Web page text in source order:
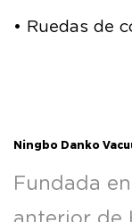
• Ruedas de
Ningbo Danko
Fundada